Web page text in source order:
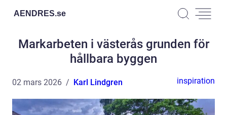
AENDRES.se
Markarbeten i västerås grunden för
hållbara byggen
02 mars 2026 Karl Lindgren inspiration